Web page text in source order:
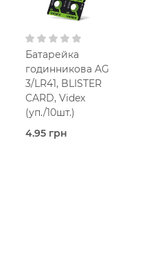
Батарейка
годинникова AG
3/LR41, BLISTER
CARD, Videx
(уп./10шт.)
4.95 грн